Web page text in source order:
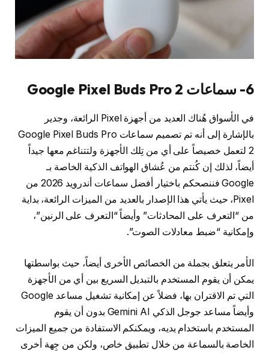
6- سماعات Google Pixel Buds Pro 2
في الأسواق هُناك العديد من أجهزة Pixel الرائعة، وجدير
بالإشارة إلى أنه تم تصميم سماعات Google Pixel Buds Pro
2 لتعمل خصيصاً على أي من تِلك الأجهزة ولتتناغم معها جيداً
أيضاً، لذلك إن كُنتم من عُشاق الهواتف الذكية الخاصة بـ
Google فننصحكم باختيار أفضل سماعات أندرويد 2026 من
Pixel، حيث يأتي هذا الإصدار بالعديد من الميزات الرائعة، بداية
من “التعرف على المحادثات” وأيضاً “التعرف على الرنين”،
وإمكانية “ضبط معادلات الصوت”.
الأمر يتعلق بجملة من الخصائص الأخرى أيضاً، حيث بواسطتها
يمكن أن يقوم المستخدم بالتبديل السريع بين أي من الأجهزة
التي تم الاقتران بها، فضلاً عن إمكانية تشغيل مساعد Google
وأيضاً مساعد جوجل الذكي Gemini AI بدون أن يقوم
المستخدم باستخدام يديه، ويمكنكم الاستفادة من جميع الميزات
الخاصة بالسماعة من خلال تطبيق خاص، ولكن من جِهة أخرى